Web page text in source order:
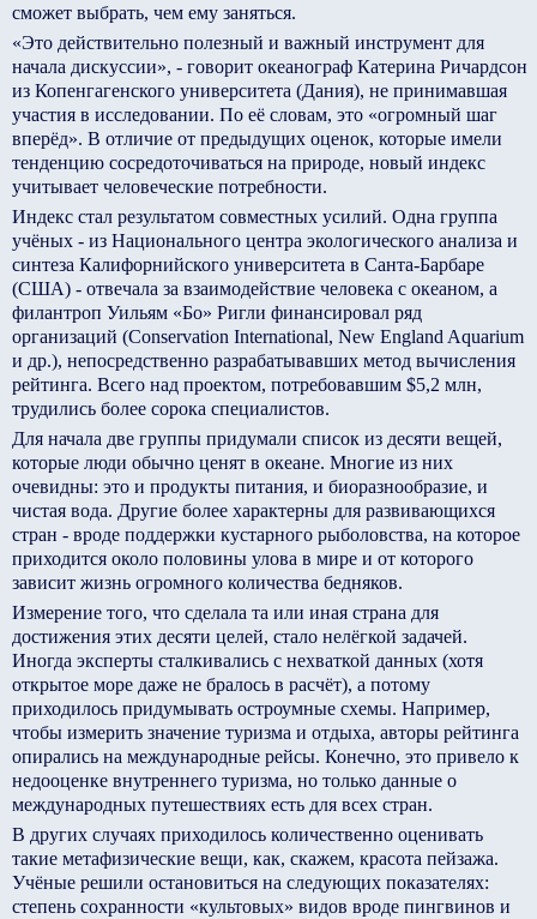
сможет выбрать, чем ему заняться.
«Это действительно полезный и важный инструмент для
начала дискуссии», - говорит океанограф Катерина Ричардсон
из Копенгагенского университета (Дания), не принимавшая
участия в исследовании. По её словам, это «огромный шаг
вперёд». В отличие от предыдущих оценок, которые имели
тенденцию сосредоточиваться на природе, новый индекс
учитывает человеческие потребности.
Индекс стал результатом совместных усилий. Одна группа
учёных - из Национального центра экологического анализа и
синтеза Калифорнийского университета в Санта-Барбаре
(США) - отвечала за взаимодействие человека с океаном, а
филантроп Уильям «Бо» Ригли финансировал ряд
организаций (Conservation International, New England Aquarium
и др.), непосредственно разрабатывавших метод вычисления
рейтинга. Всего над проектом, потребовавшим $5,2 млн,
трудились более сорока специалистов.
Для начала две группы придумали список из десяти вещей,
которые люди обычно ценят в океане. Многие из них
очевидны: это и продукты питания, и биоразнообразие, и
чистая вода. Другие более характерны для развивающихся
стран - вроде поддержки кустарного рыболовства, на которое
приходится около половины улова в мире и от которого
зависит жизнь огромного количества бедняков.
Измерение того, что сделала та или иная страна для
достижения этих десяти целей, стало нелёгкой задачей.
Иногда эксперты сталкивались с нехваткой данных (хотя
открытое море даже не бралось в расчёт), а потому
приходилось придумывать остроумные схемы. Например,
чтобы измерить значение туризма и отдыха, авторы рейтинга
опирались на международные рейсы. Конечно, это привело к
недооценке внутреннего туризма, но только данные о
международных путешествиях есть для всех стран.
В других случаях приходилось количественно оценивать
такие метафизические вещи, как, скажем, красота пейзажа.
Учёные решили остановиться на следующих показателях:
степень сохранности «культовых» видов вроде пингвинов и